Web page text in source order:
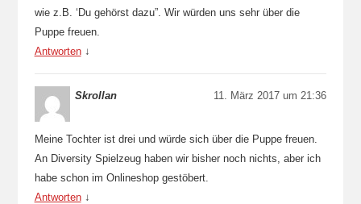
wie z.B. ‘Du gehörst dazu”. Wir würden uns sehr über die
Puppe freuen.
Antworten ↓
Skrollan 11. März 2017 um 21:36
Meine Tochter ist drei und würde sich über die Puppe freuen.
An Diversity Spielzeug haben wir bisher noch nichts, aber ich
habe schon im Onlineshop gestöbert.
Antworten ↓